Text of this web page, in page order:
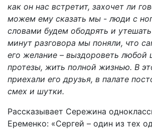
как он нас встретит, захочет ли
можем ему сказать мы - люди с
словами будем ободрять и
минут разговора мы поняли, что
его желание – выздороветь любой
протезы, жить полной жизнью. В
приехали его друзья, в палате
смех и шутки.
Рассказывает Сережина
Еременко: «Сергей – один из тех